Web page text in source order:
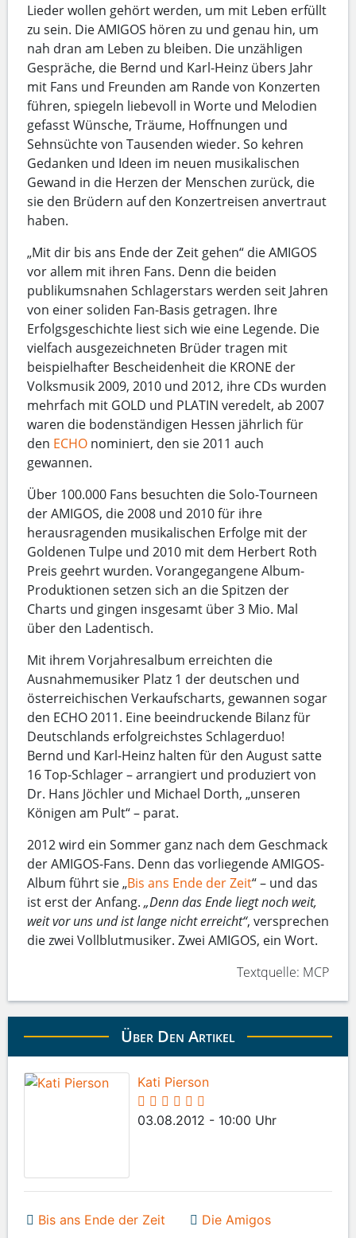
Lieder wollen gehört werden, um mit Leben erfüllt
zu sein. Die AMIGOS hören zu und genau hin, um
nah dran am Leben zu bleiben. Die unzähligen
Gespräche, die Bernd und Karl-Heinz übers Jahr
mit Fans und Freunden am Rande von Konzerten
führen, spiegeln liebevoll in Worte und Melodien
gefasst Wünsche, Träume, Hoffnungen und
Sehnsüchte von Tausenden wieder. So kehren
Gedanken und Ideen im neuen musikalischen
Gewand in die Herzen der Menschen zurück, die
sie den Brüdern auf den Konzertreisen anvertraut
haben.
„Mit dir bis ans Ende der Zeit gehen“ die AMIGOS
vor allem mit ihren Fans. Denn die beiden
publikumsnahen Schlagerstars werden seit Jahren
von einer soliden Fan-Basis getragen. Ihre
Erfolgsgeschichte liest sich wie eine Legende. Die
vielfach ausgezeichneten Brüder tragen mit
beispielhafter Bescheidenheit die KRONE der
Volksmusik 2009, 2010 und 2012, ihre CDs wurden
mehrfach mit GOLD und PLATIN veredelt, ab 2007
waren die bodenständigen Hessen jährlich für
den ECHO nominiert, den sie 2011 auch
gewannen.
Über 100.000 Fans besuchten die Solo-Tourneen
der AMIGOS, die 2008 und 2010 für ihre
herausragenden musikalischen Erfolge mit der
Goldenen Tulpe und 2010 mit dem Herbert Roth
Preis geehrt wurden. Vorangegangene Album-
Produktionen setzen sich an die Spitzen der
Charts und gingen insgesamt über 3 Mio. Mal
über den Ladentisch.
Mit ihrem Vorjahresalbum erreichten die
Ausnahmemusiker Platz 1 der deutschen und
österreichischen Verkaufscharts, gewannen sogar
den ECHO 2011. Eine beeindruckende Bilanz für
Deutschlands erfolgreichstes Schlagerduo!
Bernd und Karl-Heinz halten für den August satte
16 Top-Schlager – arrangiert und produziert von
Dr. Hans Jöchler und Michael Dorth, „unseren
Königen am Pult“ – parat.
2012 wird ein Sommer ganz nach dem Geschmack
der AMIGOS-Fans. Denn das vorliegende AMIGOS-
Album führt sie „Bis ans Ende der Zeit“ – und das
ist erst der Anfang. „Denn das Ende liegt noch weit,
weit vor uns und ist lange nicht erreicht“, versprechen
die zwei Vollblutmusiker. Zwei AMIGOS, ein Wort.
Textquelle: MCP
Über Den Artikel
Kati Pierson
03.08.2012 - 10:00 Uhr
Bis ans Ende der Zeit Die Amigos